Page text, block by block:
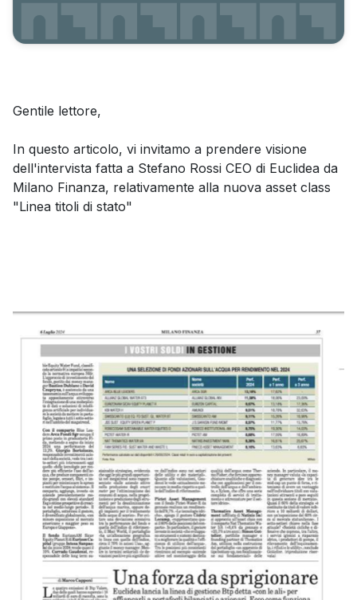
Gentile lettore,
In questo articolo, vi invitamo a prendere visione
dell'intervista fatta a Stefano Rossi CEO di Euclidea da
Milano Finanza, relativamente alla nuova asset class
"Linea titoli di stato"